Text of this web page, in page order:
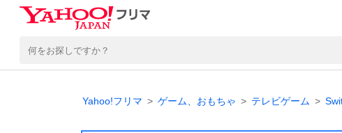
Yahoo!フリマ ゲーム、おもちゃ テレビゲーム